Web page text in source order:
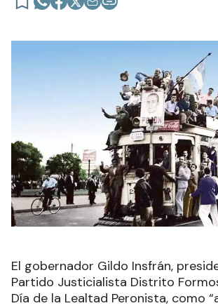
El gobernador Gildo Insfrán,
Partido Justicialista Distrito
Día de la Lealtad Peronista, como